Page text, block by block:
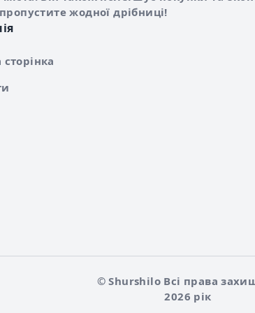
жодної дрібниці!
© Shurshilo Всі права
2026 рік